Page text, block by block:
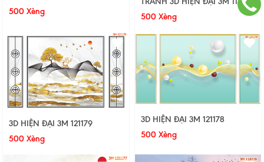
500 Xèng
500 Xèng
3D HIỆN ĐẠI 3M 121179
500 Xèng
3D HIỆN ĐẠI 3M 121178
500 Xèng